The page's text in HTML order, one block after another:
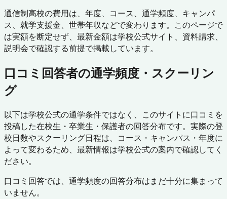
通信制高校の費用は、年度、コース、通学頻度、キャンパ
ス、就学支援金、世帯年収などで変わります。このページで
は実額を断定せず、最新金額は学校公式サイト、資料請求、
説明会で確認する前提で掲載しています。
口コミ回答者の通学頻度・スクーリン
グ
以下は学校公式の通学条件ではなく、このサイトに口コミを
投稿した在校生・卒業生・保護者の回答分布です。実際の登
校日数やスクーリング日程は、コース・キャンパス・年度に
よって変わるため、最新情報は学校公式の案内で確認してく
ださい。
口コミ回答では、通学頻度の回答分布はまだ十分に集まって
いません。